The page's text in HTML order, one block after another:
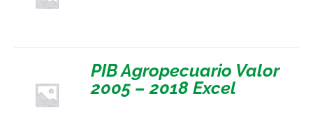
PIB Agropecuario Valor
2005 – 2018 Excel